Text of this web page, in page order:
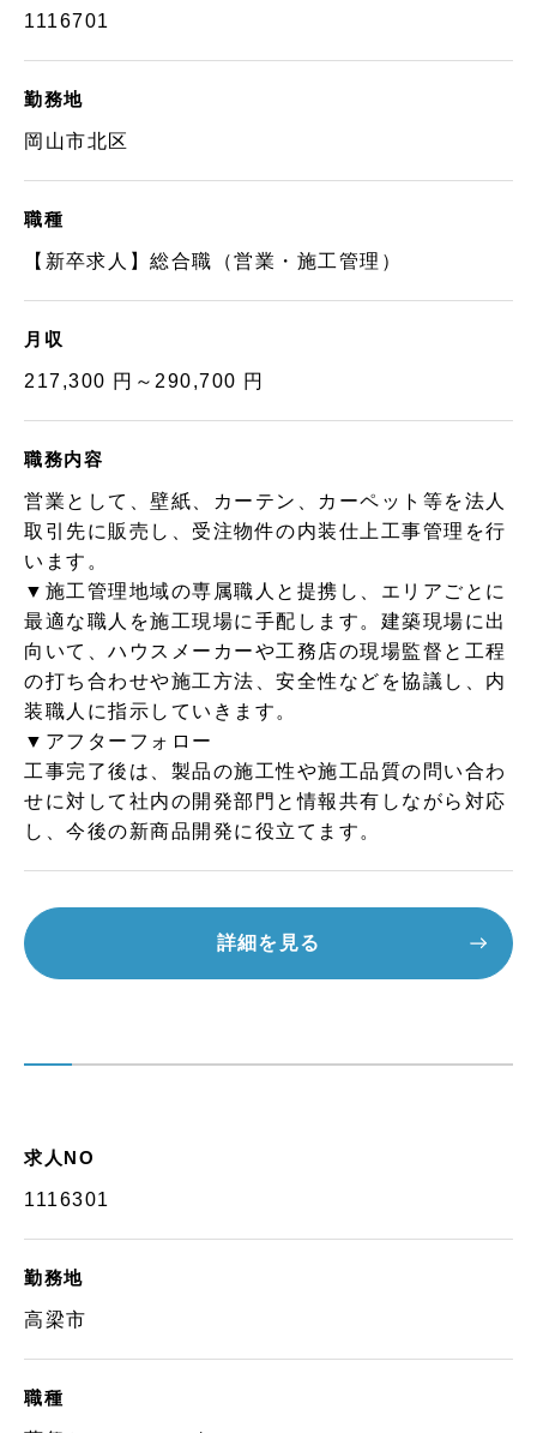
1116701
勤務地
岡山市北区
職種
【新卒求人】総合職（営業・施工管理）
月収
217,300 円～290,700 円
職務内容
営業として、壁紙、カーテン、カーペット等を法人
取引先に販売し、受注物件の内装仕上工事管理を行
います。
▼施工管理地域の専属職人と提携し、エリアごとに
最適な職人を施工現場に手配します。建築現場に出
向いて、ハウスメーカーや工務店の現場監督と工程
の打ち合わせや施工方法、安全性などを協議し、内
装職人に指示していきます。
▼アフターフォロー
工事完了後は、製品の施工性や施工品質の問い合わ
せに対して社内の開発部門と情報共有しながら対応
し、今後の新商品開発に役立てます。
詳細を見る
求人NO
1116301
勤務地
高梁市
職種